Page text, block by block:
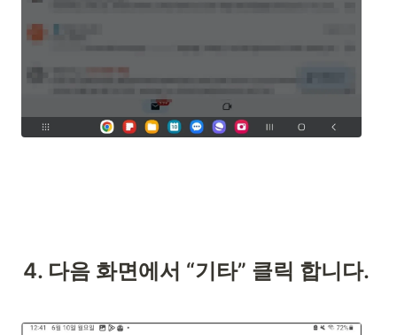
4. 다음 화면에서 “기타” 클릭 합니다.